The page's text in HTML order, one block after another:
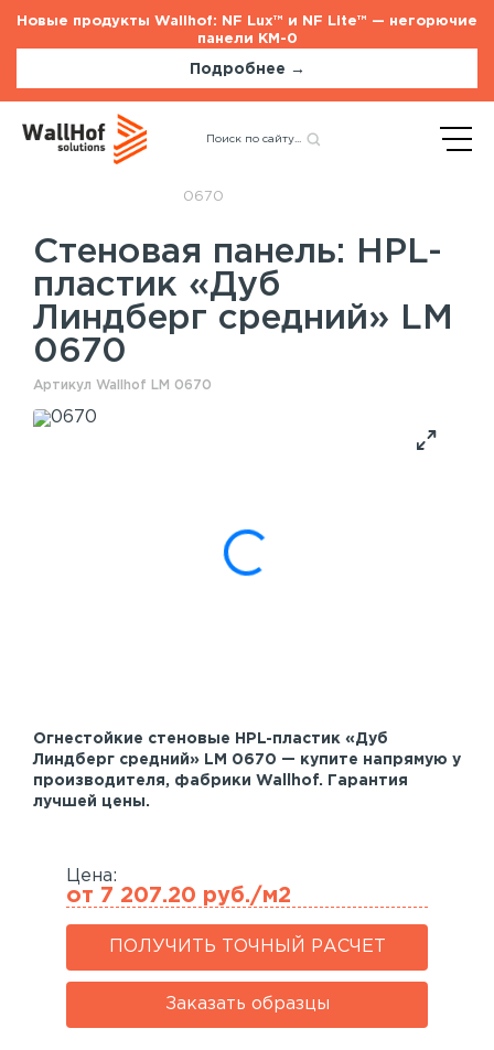
Новые продукты Wallhof: NF Lux™ и NF Lite™ — негорючие
панели КМ-0
Подробнее →
Стеновые панели
Шпонированные панели
Акустические панели
Панели с полимерным покрытием
Окрашенные панели
HPL панели
Услуги
Монтаж акустических панелей
Назад
Стеновые панели
0670
Стеновая панель: HPL-
пластик «Дуб
Линдберг средний» LM
0670
Артикул Wallhof LM 0670
Огнестойкие стеновые HPL-пластик «Дуб
Линдберг средний» LM 0670 — купите напрямую у
производителя, фабрики Wallhof. Гарантия
лучшей цены.
Цена:
от 7 207.20 руб./м2
ПОЛУЧИТЬ ТОЧНЫЙ РАСЧЕТ
Заказать образцы